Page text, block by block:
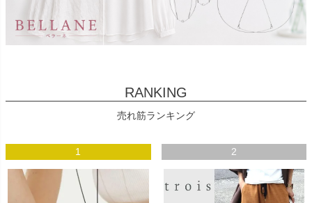
RANKING
売れ筋ランキング
1 2